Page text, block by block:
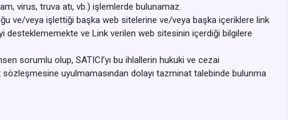
virus, truva atı, vb.) işlemlerde bulunamaz.
ve/veya işlettiği başka web sitelerine ve/veya başka içeriklere link
desteklememekte ve Link verilen web sitesinin içerdiği bilgilere
sorumlu olup, SATICI’yı bu ihlallerin hukuki ve cezai
sözleşmesine uyulmamasından dolayı tazminat talebinde bulunma